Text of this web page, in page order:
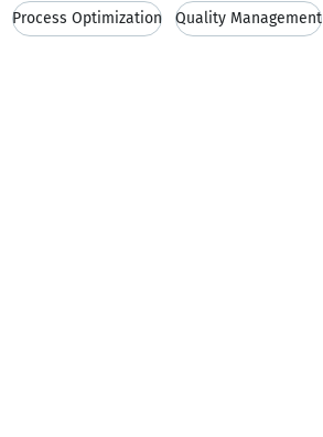
Process Optimization Quality Management